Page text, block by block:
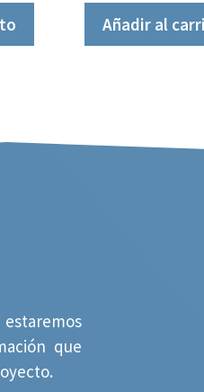
Añadir al
que